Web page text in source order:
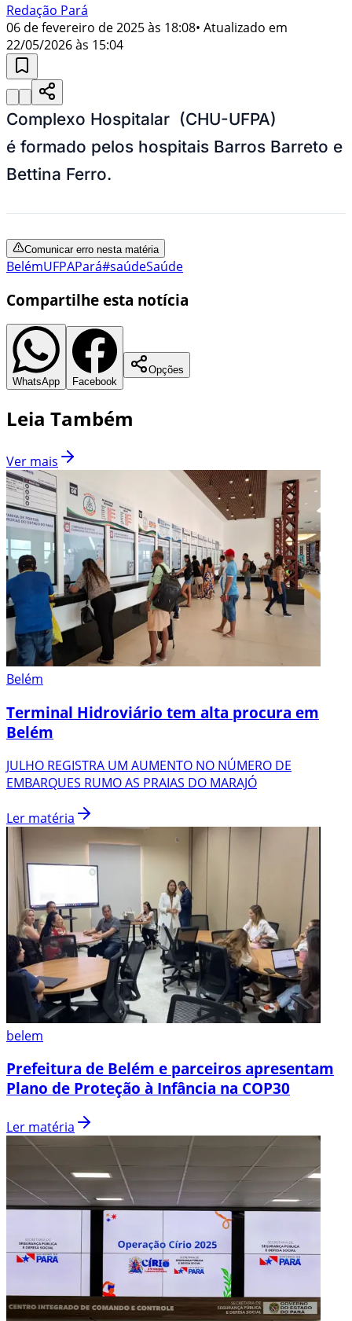
Redação Pará
06 de fevereiro de 2025 às 18:08• Atualizado em
22/05/2026 às 15:04
Complexo Hospitalar (CHU-UFPA)
é formado pelos hospitais Barros Barreto e
Bettina Ferro.
Comunicar erro nesta matéria
BelémUFPAPará#saúdeSaúde
Compartilhe esta notícia
WhatsApp Facebook
Opções
Leia Também
Ver mais
Belém
Terminal Hidroviário tem alta procura em
Belém
JULHO REGISTRA UM AUMENTO NO NÚMERO DE
EMBARQUES RUMO AS PRAIAS DO MARAJÓ
Ler matéria
belem
Prefeitura de Belém e parceiros apresentam
Plano de Proteção à Infância na COP30
Ler matéria